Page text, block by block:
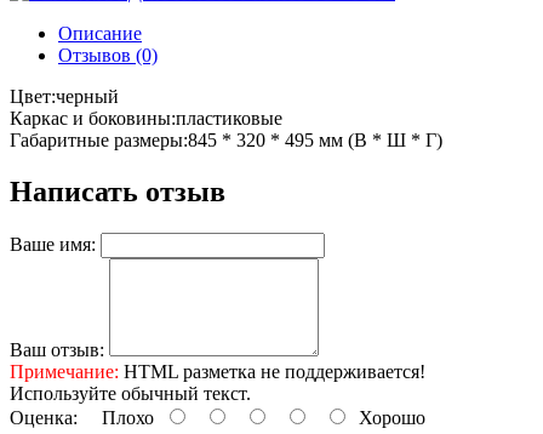
Описание
Отзывов (0)
Цвет:черный
Каркас и боковины:пластиковые
Габаритные размеры:845 * 320 * 495 мм (В * Ш * Г)
Написать отзыв
Ваше имя:
Ваш отзыв:
Примечание: HTML разметка не поддерживается!
Используйте обычный текст.
Оценка: Плохо Хорошо